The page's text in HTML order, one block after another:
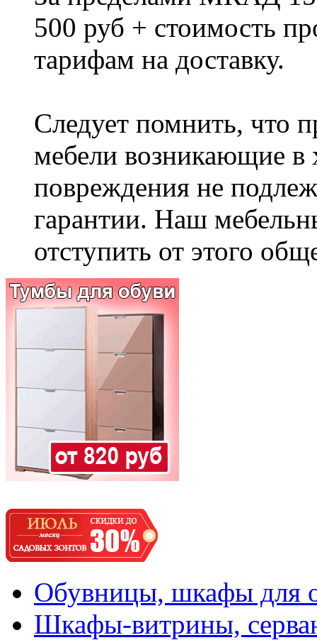
500 руб + стоимость
тарифам на доставку.
Следует помнить, что
мебели возникающие в
повреждения не
гарантии. Наш
отступить от этого
Обувницы, шкафы для
Шкафы-витрины,